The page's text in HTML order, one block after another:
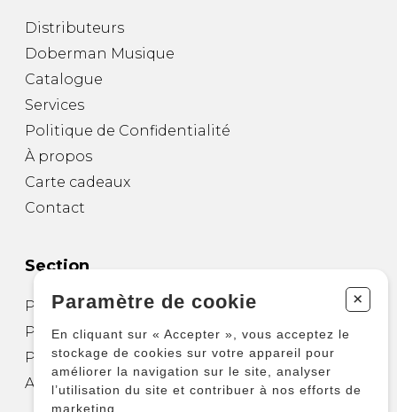
Distributeurs
Doberman Musique
Catalogue
Services
Politique de Confidentialité
À propos
Carte cadeaux
Contact
Section
Partitions pour guitare
Partitions pour autres instruments
Partitions pour ensembles
Autres produits
Paramètre de cookie +
En cliquant sur « Accepter », vous acceptez le
stockage de cookies sur votre appareil pour
améliorer la navigation sur le site, analyser
l’utilisation du site et contribuer à nos efforts de
marketing.